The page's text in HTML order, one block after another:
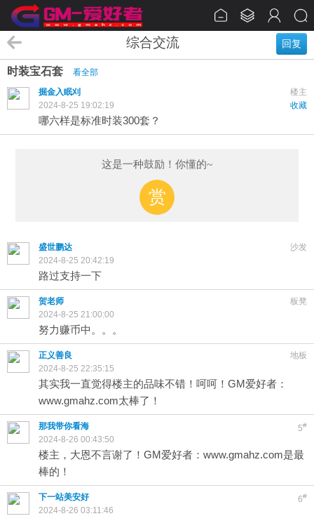
回复
综合交流
时装宝石套
看全部
楼主
掘金入眠刈
收藏
2024-8-25 19:02:19
哪六样是标准时装300套？
这是一种鼓励！你懂的~
赏
沙发
盛世鹏达
2024-8-25 20:42:19
路过支持一下
板凳
贺老师
2024-8-25 21:00:00
努力赚币中。。。
地板
正义善良
2024-8-25 22:35:15
其实我一直觉得楼主的品味不错！呵呵！GM爱好者：
www.gmahz.com太棒了！
5#
那我带你看海
2024-8-26 00:43:50
楼主，大恩不言谢了！GM爱好者：www.gmahz.com是最
棒的！
6#
下一站美安好
2024-8-26 03:11:46